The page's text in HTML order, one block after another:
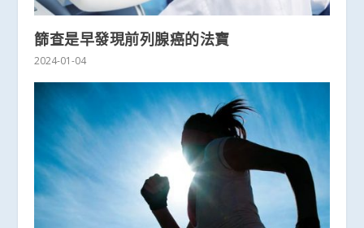
篩查是早發現前列腺癌的法寶
2024-01-04